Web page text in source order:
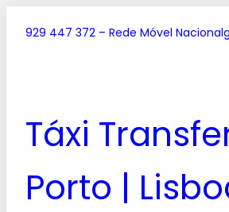
929 447 372 – Rede Móvel Nacional
Táxi
Porto |